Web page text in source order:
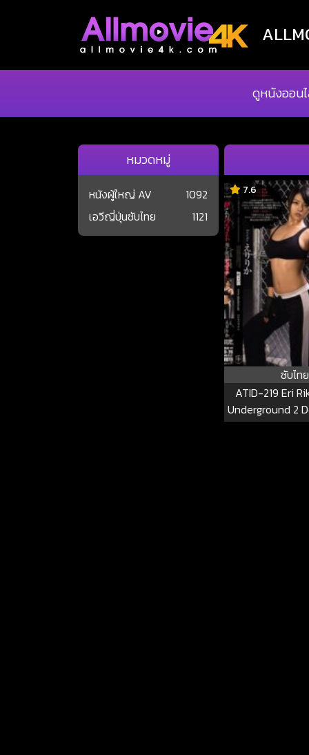
ดูหนังออน
หมวดหมู่
หนังผู้ใหญ่ AV
1092
เอวีญี่ปุ่นซับไทย
1121
7.6
ซับไทย
ATID-219 Eri
Underground 2
Pride That